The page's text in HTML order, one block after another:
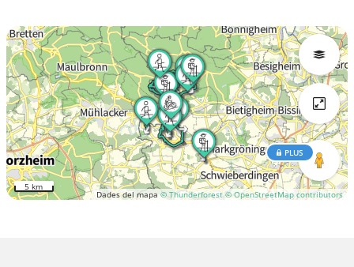
Dades del mapa © Thunderforest © OpenStreetMap contributors
PLUS
5 km